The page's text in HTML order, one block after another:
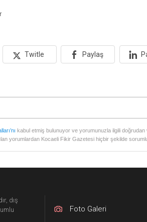
Twitle Paylaş
kabul etmiş bulunuyor ve yorumunuzla ilgili doğrudan
yorumlardan Kocaeli Fikir Gazetesi hiçbir şekilde
dış
Foto Galeri